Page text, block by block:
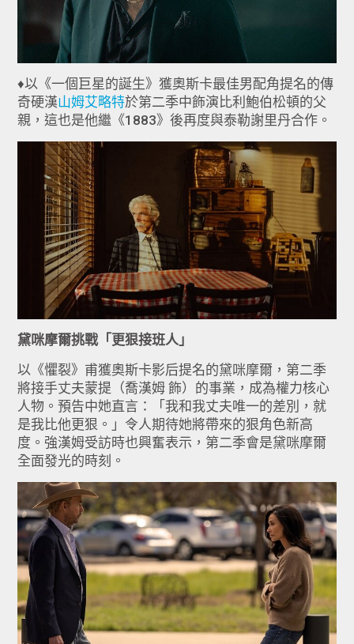
♦以《一個巨星的誕生》獲奧斯卡最佳男配角提名的傳
奇硬漢山姆艾略特於第二季中飾演比利鮑伯松頓的父
親，這也是他繼《1883》後再度與泰勒謝里丹合作。
黛咪摩爾挑戰「更狠接班人」
以《懼裂》甫獲奧斯卡影后提名的黛咪摩爾，第二季
將接手丈夫蒙提（喬漢姆 飾）的事業，成為權力核心
人物。預告中她直言：「我和我丈夫唯一的差別，就
是我比他更狠。」令人期待她將帶來的狠角色新高
度。強漢姆受訪時也興奮表示，第二季會是黛咪摩爾
全面發光的時刻。